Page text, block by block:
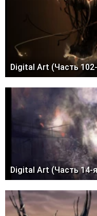
Digital Art (Часть
Digital Art (Часть 14-